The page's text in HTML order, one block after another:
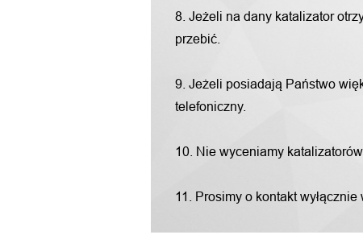
8. Jeżeli na dany katalizator
przebić.
9. Jeżeli posiadają Państwo
telefoniczny.
10. Nie wyceniamy
11. Prosimy o kontakt